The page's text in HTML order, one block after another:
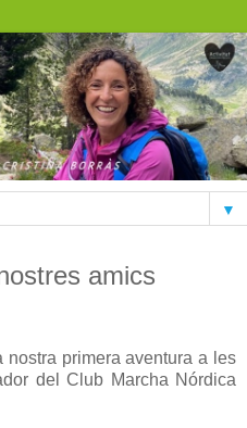
▼
amics
primera aventura a les
del Club Marcha Nórdica